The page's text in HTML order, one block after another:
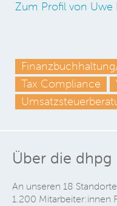
Zum Profil von Uwe
Tax Compliance
Über die dhpg
An unseren 18
1.200 Mitarbeiter:innen